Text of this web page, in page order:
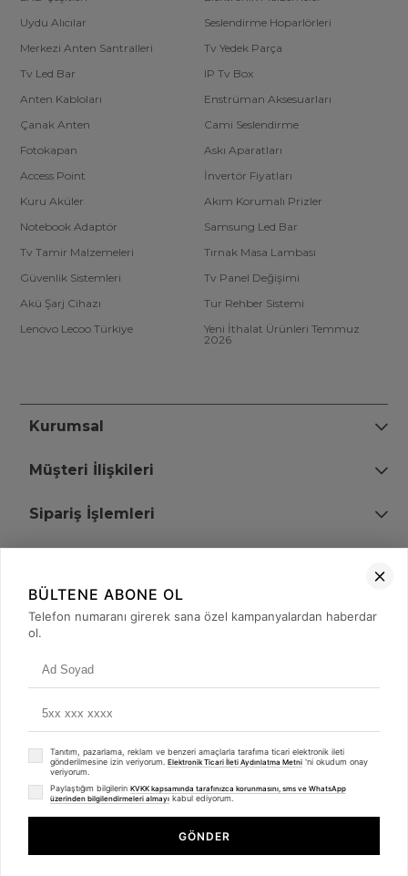
Uydu Alıcılar
Seslendirme Hoparlörleri
Merkezi Anten Santralleri
Tv Yedek Parça
Tv Led Bar
IP Tv Box
Anten Kabloları
Enstrüman Aksesuarları
Çanak Anten
Cami Seslendirme
Fotokapan
Askı Aparatları
Access Point
İnvertör Fiyatları
Kuru Aküler
Akım Korumalı Prizler
Notebook Adaptör
Samsung Led Bar
Tv Tamir Malzemeleri
Tırnak Masa Lambası
Güvenlik Sistemleri
Tv Panel Değişimi
Akü Şarj Cihazı
Tur Rehber Sistemi
Lenovo Lecoo Türkiye
Yeni İthalat Ürünleri Temmuz
2026
Kurumsal
Müşteri İlişkileri
Sipariş İşlemleri
+90 (850) 473 08 08
© 2008 - 2026merterelektronik.com
- Tüm Hakları Saklıdır. Kredi kartı bilgileriniz 256bit SSL sertifikası ile
Whatsapp
BÜLTENE ABONE OL
Telefon numaranı girerek sana özel kampanyalardan haberdar
ol.
Tanıtım, pazarlama, reklam ve benzeri amaçlarla tarafıma ticari elektronik ileti
gönderilmesine izin veriyorum. Elektronik Ticari İleti Aydınlatma Metni 'ni okudum onay
veriyorum.
Paylaştığım bilgilerin KVKK kapsamında tarafınızca korunmasını, sms ve WhatsApp
üzerinden bilgilendirmeleri almayı kabul ediyorum.
GÖNDER